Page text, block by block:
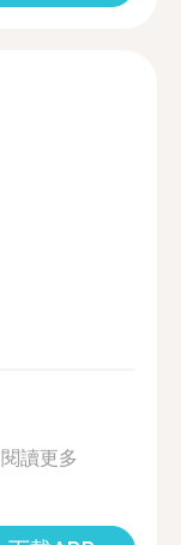
閱讀更多